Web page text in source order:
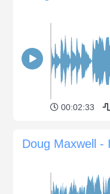
00:02:33
Doug Maxwell -